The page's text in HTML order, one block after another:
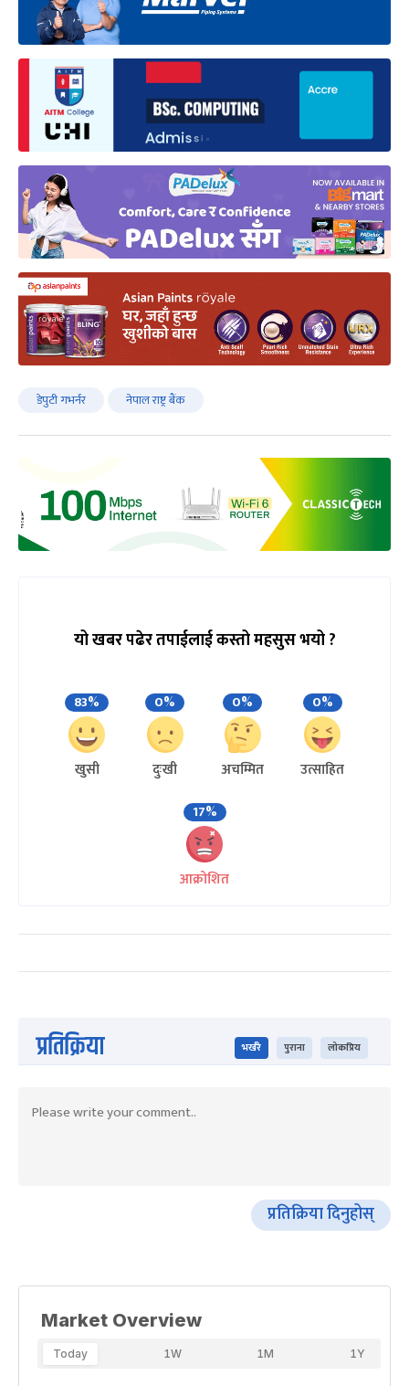
डेपुटी गभर्नर नेपाल राष्ट्र बैंक
यो खबर पढेर तपाईलाई कस्तो महसुस भयो ?
83%
खुसी
0%
दुःखी
0%
अचम्मित
0%
उत्साहित
17%
आक्रोशित
प्रतिक्रिया भर्खरै पुराना लोकप्रिय
प्रतिक्रिया दिनुहोस्